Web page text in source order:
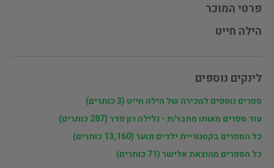
פרטי המוכר
הילה חייט
לינקים נוספים
ספרים נוספים למכירה של הילה חייט (3 כותרים)
עוד ספרים מאותו מחבר/ת - גלילה רון פדר (287 כותרים)
כל הספרים בקטגוריית ילדים ונוער (13,160 כותרים)
כל הספרים מהוצאת אלישר (71 כותרים)